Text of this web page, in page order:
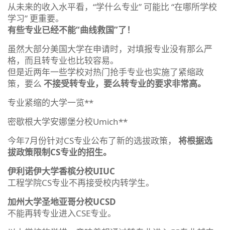
从未来的收入水平看，“学什么专业” 可能比 “在哪所学校
学习” 更重要。
有些专业已经不能“曲线救国”了！
虽然大部分美国大学在申请时，对填报专业没有那么严
格，而且转专业也比较容易。
但是近两年一些学校对热门抢手专业也实施了紧缩政
策，要么 不接受转专业，要么转专业的要求非常高。
专业紧缩的大学一览**
密歇根大学安娜堡分校Umich**
今年7月份针对CS专业公布了新的选拔政策， 将根据选
拔政策限制CS专业的招生。
伊利诺伊大学香槟分校UIUC
工程学院CS专业不再接受校内转学生。
加州大学圣地亚哥分校UCSD
不能再转专业进入CSE专业。